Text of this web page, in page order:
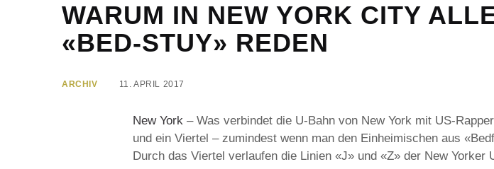
WARUM IN NEW YORK CITY
«BED-STUY» REDEN
ARCHIV 11. APRIL 2017
New York – Was verbindet die U-Bahn von New York mit US-
und ein Viertel – zumindest wenn man den Einheimischen aus
Durch das Viertel verlaufen die Linien «J» und «Z» der New Yorker